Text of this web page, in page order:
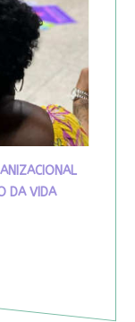
DA VIDA